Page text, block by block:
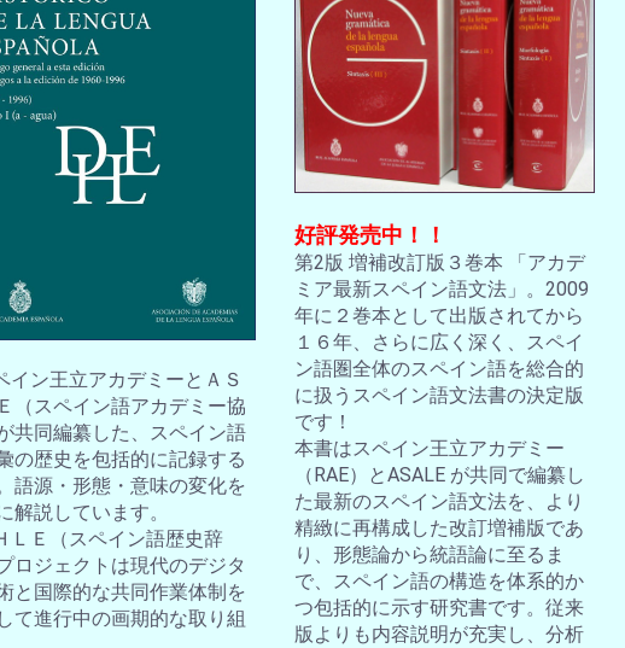
イン王立アカデミーとＡＳ
（スペイン語アカデミー協
共同編纂した、スペイン語
の歴史を包括的に記録する
語源・形態・意味の変化を
解説しています。
ＬＥ（スペイン語歴史辞
ロジェクトは現代のデジタ
と国際的な共同作業体制を
て進行中の画期的な取り組
好評発売中！！
第2版 増補改訂版３巻本 「アカデ
ミア最新スペイン語文法」。2009
年に２巻本として出版されてから
１６年、さらに広く深く、スペイ
ン語圏全体のスペイン語を総合的
に扱うスペイン語文法書の決定版
です！
本書はスペイン王立アカデミー
（RAE）とASALE が共同で編纂し
た最新のスペイン語文法を、より
精緻に再構成した改訂増補版であ
り、形態論から統語論に至るま
で、スペイン語の構造を体系的か
つ包括的に示す研究書です。従来
版よりも内容説明が充実し、分析